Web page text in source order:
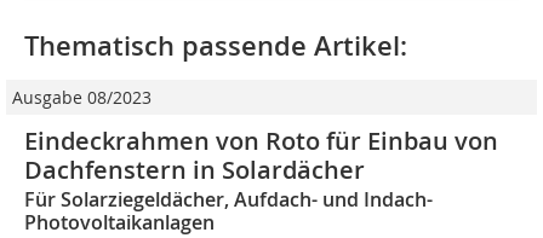
Thematisch passende Artikel:
Ausgabe 08/2023
Eindeckrahmen von Roto für Einbau von
Dachfenstern in Solardächer
Für Solarziegeldächer, Aufdach- und Indach-
Photovoltaikanlagen